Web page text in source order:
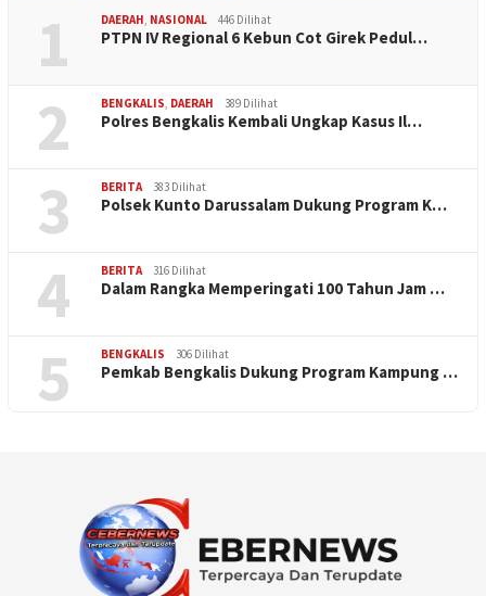
1 DAERAH, NASIONAL 446 Dilihat
PTPN IV Regional 6 Kebun Cot Girek Pedul…
2 BENGKALIS, DAERAH 389 Dilihat
Polres Bengkalis Kembali Ungkap Kasus Il…
3 BERITA 383 Dilihat
Polsek Kunto Darussalam Dukung Program K…
4 BERITA 316 Dilihat
Dalam Rangka Memperingati 100 Tahun Jam …
5 BENGKALIS 306 Dilihat
Pemkab Bengkalis Dukung Program Kampung …